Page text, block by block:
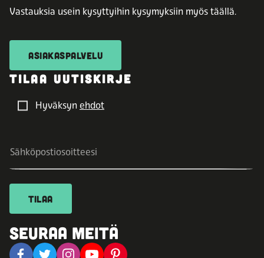
Vastauksia usein kysyttyihin kysymyksiin myös täällä.
ASIAKASPALVELU
TILAA UUTISKIRJE
Hyväksyn ehdot
TILAA
SEURAA MEITÄ